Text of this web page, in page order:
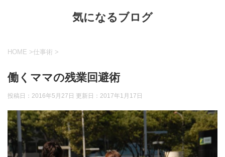
気になるブログ
HOME >仕事術 >
働くママの残業回避術
投稿日：2016年5月27日 更新日： 2017年1月17日